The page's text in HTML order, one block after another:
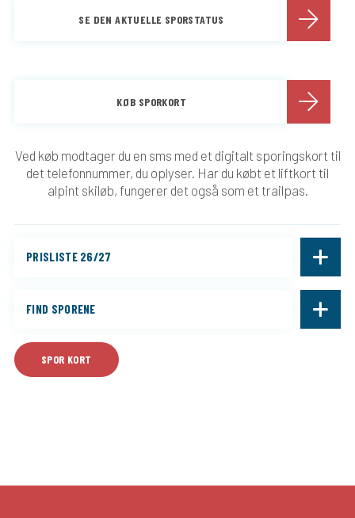
SE DEN AKTUELLE SPORSTATUS
KØB SPORKORT
Ved køb modtager du en sms med et digitalt sporingskort til
det telefonnummer, du oplyser. Har du købt et liftkort til
alpint skiløb, fungerer det også som et trailpas.
PRISLISTE 26/27
FIND SPORENE
SPOR KORT